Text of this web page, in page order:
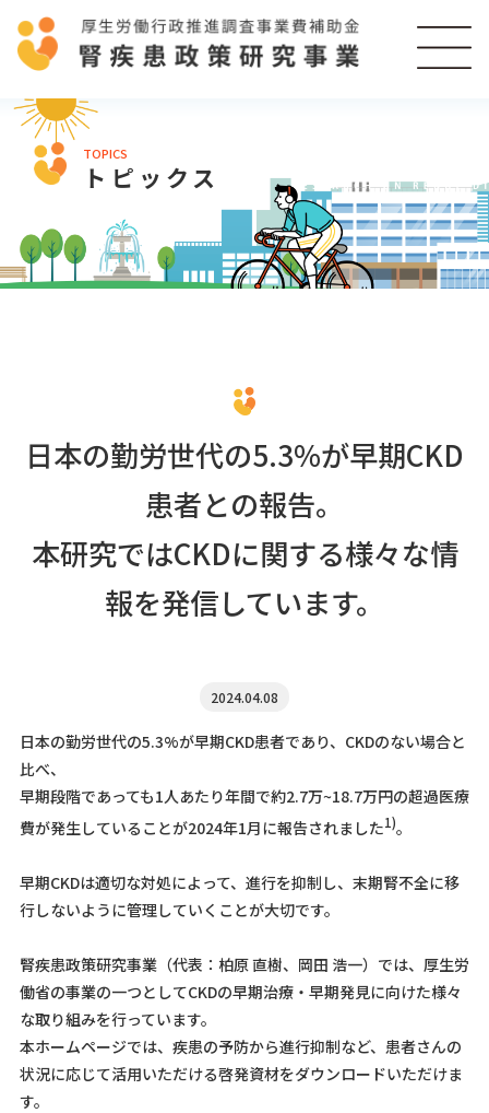
TOPICS
トピックス
日本の勤労世代の5.3%が早期CKD
患者との報告。
本研究ではCKDに関する様々な情
報を発信しています。
2024.04.08
日本の勤労世代の5.3%が早期CKD患者であり、CKDのない場合と
比べ、
早期段階であっても1人あたり年間で約2.7万~18.7万円の超過医療
費が発生していることが2024年1月に報告されました1)。
早期CKDは適切な対処によって、進行を抑制し、末期腎不全に移
行しないように管理していくことが大切です。
腎疾患政策研究事業（代表：柏原 直樹、岡田 浩一）では、厚生労
働省の事業の一つとしてCKDの早期治療・早期発見に向けた様々
な取り組みを行っています。
本ホームページでは、疾患の予防から進行抑制など、患者さんの
状況に応じて活用いただける啓発資材をダウンロードいただけま
す。